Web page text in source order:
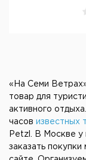
«На Семи
товар для
активного
часов известных
Petzl. В Москве у
заказать